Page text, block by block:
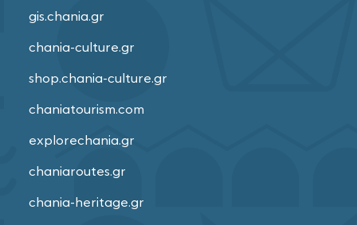
gis.chania.gr
chania-culture.gr
shop.chania-culture.gr
chaniatourism.com
explorechania.gr
chaniaroutes.gr
chania-heritage.gr